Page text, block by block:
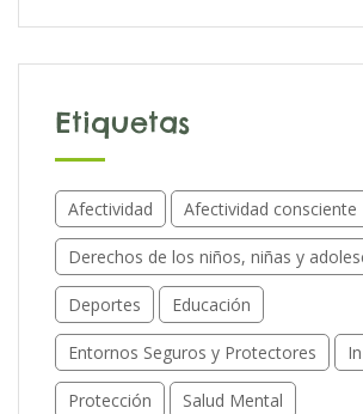
Etiquetas
Afectividad Afectividad consciente
Derechos de los niños, niñas y
Deportes Educación
Entornos Seguros y Protectores
Protección Salud Mental